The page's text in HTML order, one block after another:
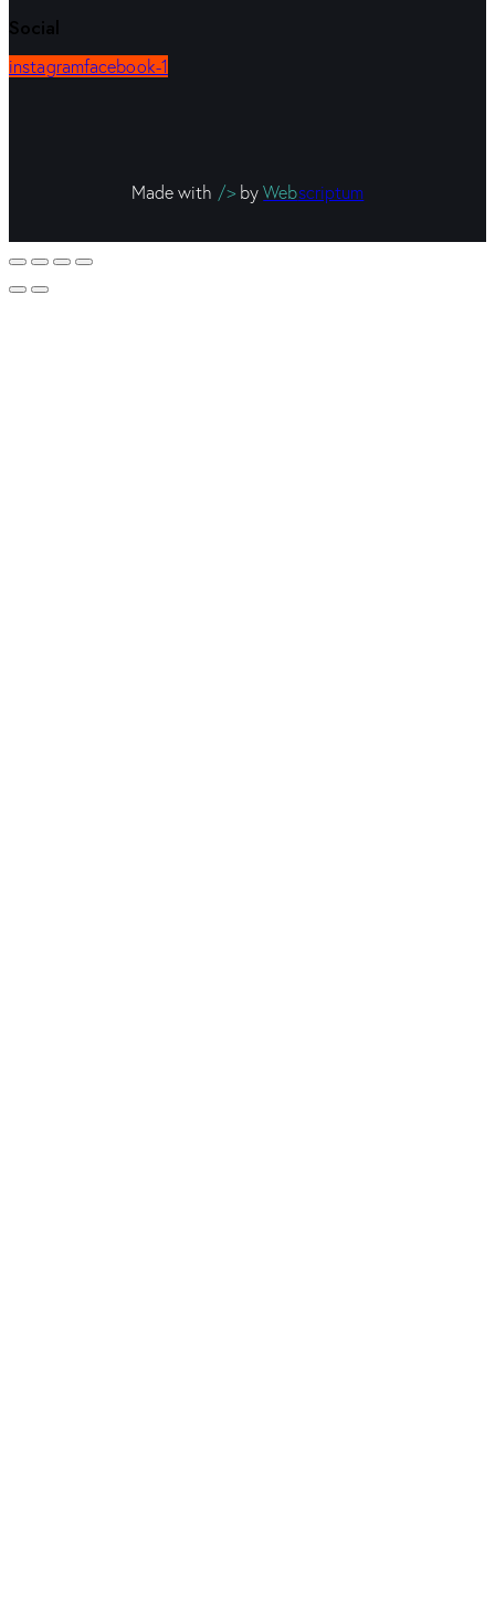
Social
instagramfacebook-1
Made with />byWebscriptum